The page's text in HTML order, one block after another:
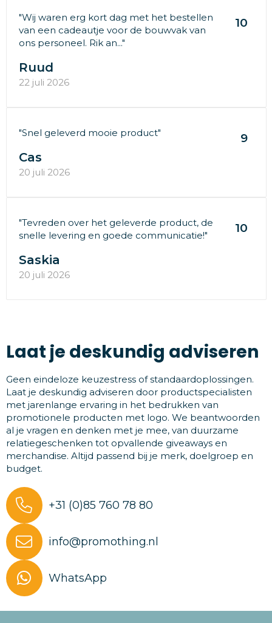
"Wij waren erg kort dag met het bestellen
van een cadeautje voor de bouwvak van
ons personeel. Rik an..."
10
Ruud
22 juli 2026
"Snel geleverd mooie product" 9
Cas
20 juli 2026
"Tevreden over het geleverde product, de
snelle levering en goede communicatie!"
10
Saskia
20 juli 2026
Laat je deskundig adviseren
Geen eindeloze keuzestress of standaardoplossingen.
Laat je deskundig adviseren door productspecialisten
met jarenlange ervaring in het bedrukken van
promotionele producten met logo. We beantwoorden
al je vragen en denken met je mee, van duurzame
relatiegeschenken tot opvallende giveaways en
merchandise. Altijd passend bij je merk, doelgroep en
budget.
+31 (0)85 760 78 80
info@promothing.nl
WhatsApp